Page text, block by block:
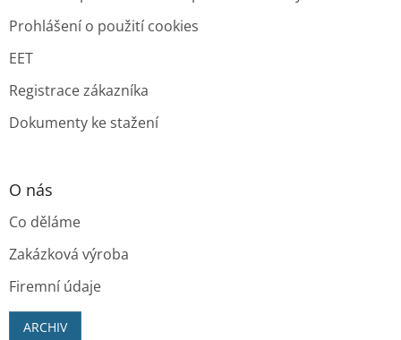
Prohlášení o použití cookies
EET
Registrace zákazníka
Dokumenty ke stažení
O nás
Co děláme
Zakázková výroba
Firemní údaje
ARCHIV